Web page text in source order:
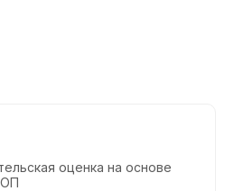
оценка на основе